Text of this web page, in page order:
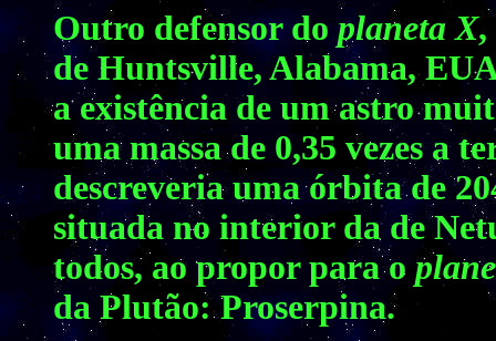
Outro defensor do planeta X,
de Huntsville, Alabama,
a existência de um astro
uma massa de 0,35 vezes a
descreveria uma órbita de
situada no interior da de
todos, ao propor para o
da Plutão: Proserpina.